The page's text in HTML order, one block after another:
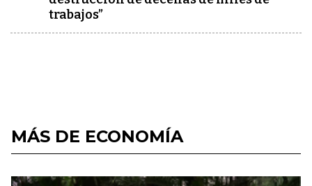
trabajos”
MÁS DE ECONOMÍA